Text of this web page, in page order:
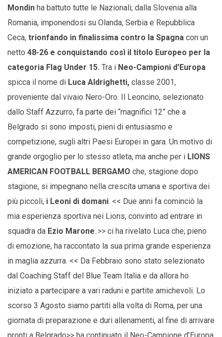
Mondin ha battuto tutte le Nazionali; dalla Slovenia alla
Romania, imponendosi su Olanda, Serbia e Repubblica
Ceca, trionfando in finalissima contro la Spagna con un
netto 48-26 e conquistando così il titolo Europeo per la
categoria Flag Under 15. Tra i Neo-Campioni d’Europa
spicca il nome di Luca Aldrighetti, classe 2001,
proveniente dal vivaio Nero-Oro. Il Leoncino, selezionato
dallo Staff Azzurro, fa parte dei “magnifici 12” che a
Belgrado si sono imposti, pieni di entusiasmo e
competizione, sugli altri Paesi Europei in gara. Un motivo di
grande orgoglio per lo stesso atleta, ma anche per i LIONS
AMERICAN FOOTBALL BERGAMO che, stagione dopo
stagione, si impegnano nella crescita umana e sportiva dei
più piccoli, i Leoni di domani. << Due anni fa cominciò la
mia esperienza sportiva nei Lions, convinto ad entrare in
squadra da Ezio Marone..>> ci ha rivelato Luca che, pieno
di emozione, ha raccontato la sua prima grande esperienza
in maglia azzurra. << Da Febbraio sono stato selezionato
dal Coaching Staff del Blue Team Italia e da allora ho
iniziato a partecipare a vari raduni e partite amichevoli. Lo
scorso 3 Agosto siamo partiti alla volta di Roma, per una
giornata di preparazione e duri allenamenti, al fine di arrivare